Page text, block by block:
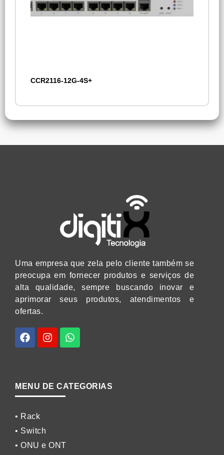
CCR2116-12G-4S+
Uma empresa que zela pelo cliente também se
preocupa em fornecer produtos e serviços de
alta qualidade, sempre buscando inovar e
aprimorar seus produtos, atendimentos e
ofertas.
MENU DE CATEGORIAS
• Rack
• Switch
• ONU e ONT